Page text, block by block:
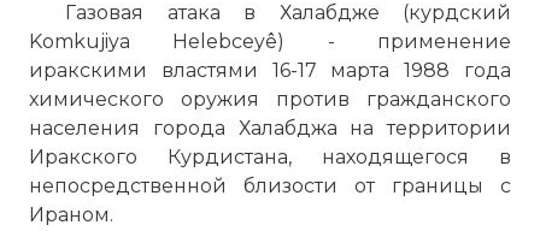
Газовая атака в Халабдже (курдский
Komkujiya Helebceyê) - применение
иракскими властями 16-17 марта 1988 года
химического оружия против гражданского
населения города Халабджа на территории
Иракского Курдистана, находящегося в
непосредственной близости от границы с
Ираном.